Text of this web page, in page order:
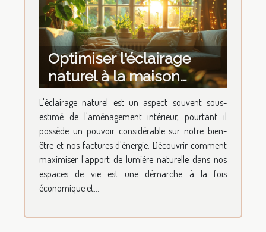
Optimiser l'éclairage
naturel à la maison
techniques simples pour
réduire la consommation
d'énergie
L'éclairage naturel est un aspect souvent sous-
estimé de l'aménagement intérieur, pourtant il
possède un pouvoir considérable sur notre bien-
être et nos factures d'énergie. Découvrir comment
maximiser l'apport de lumière naturelle dans nos
espaces de vie est une démarche à la fois
économique et...